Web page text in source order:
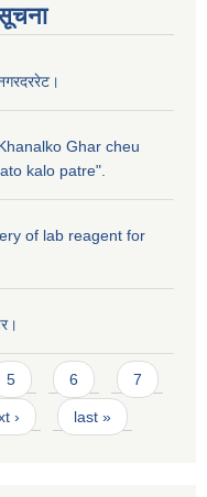
Ghar cheu
kalo patre".
of lab reagent for
5 6 7
› last »